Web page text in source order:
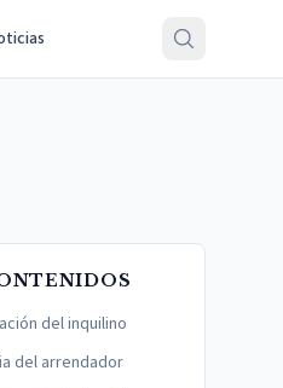
del inquilino
del arrendador